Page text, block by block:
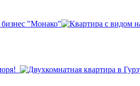
бизнес "Монако"